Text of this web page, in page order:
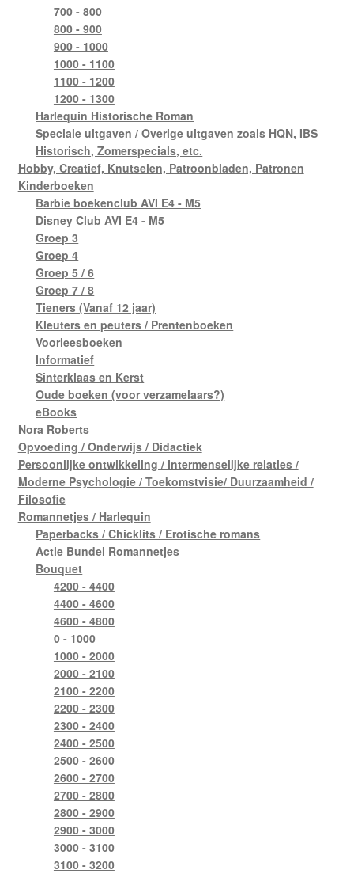
700 - 800
800 - 900
900 - 1000
1000 - 1100
1100 - 1200
1200 - 1300
Harlequin Historische Roman
Speciale uitgaven / Overige uitgaven zoals HQN, IBS
Historisch, Zomerspecials, etc.
Hobby, Creatief, Knutselen, Patroonbladen, Patronen
Kinderboeken
Barbie boekenclub AVI E4 - M5
Disney Club AVI E4 - M5
Groep 3
Groep 4
Groep 5 / 6
Groep 7 / 8
Tieners (Vanaf 12 jaar)
Kleuters en peuters / Prentenboeken
Voorleesboeken
Informatief
Sinterklaas en Kerst
Oude boeken (voor verzamelaars?)
eBooks
Nora Roberts
Opvoeding / Onderwijs / Didactiek
Persoonlijke ontwikkeling / Intermenselijke relaties /
Moderne Psychologie / Toekomstvisie/ Duurzaamheid /
Filosofie
Romannetjes / Harlequin
Paperbacks / Chicklits / Erotische romans
Actie Bundel Romannetjes
Bouquet
4200 - 4400
4400 - 4600
4600 - 4800
0 - 1000
1000 - 2000
2000 - 2100
2100 - 2200
2200 - 2300
2300 - 2400
2400 - 2500
2500 - 2600
2600 - 2700
2700 - 2800
2800 - 2900
2900 - 3000
3000 - 3100
3100 - 3200